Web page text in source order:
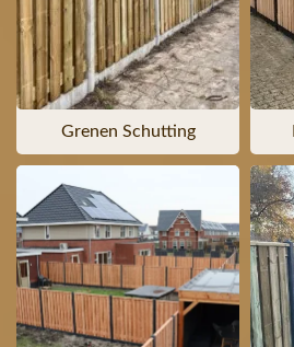
Grenen Schutting